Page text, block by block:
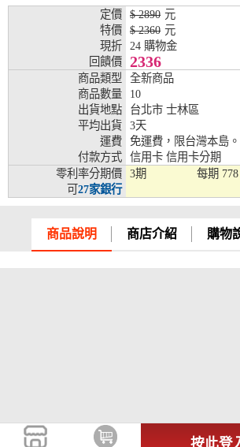
定價
$ 2890 元
特價
$ 2360 元
現折
24 購物金
回饋價
2336
商品類型
全新商品
商品數量
10
出貨地點
台北市 士林區
平均出貨
3天
運費
免運費，限台灣本島。
付款方式
信用卡 信用卡分期
零利率分期價
可27家銀行
3期 每期 778
商品說明 商店介紹 購物
按此登
彰化銀行、上海銀行、富
台灣企銀、台中銀行、匯
臺灣新光銀行、陽信銀行
銀、元大銀行、永豐銀行
行、星展銀行、台新銀行
託、台灣樂天、三信商銀
兆豐銀行、合作金庫、第
彰化銀行、上海銀行、富
台灣企銀、台中銀行、匯
臺灣新光銀行、陽信銀行
銀、元大銀行、永豐銀行
行、星展銀行、台新銀行
兆豐銀行、合作金庫、第
彰化銀行、上海銀行、富